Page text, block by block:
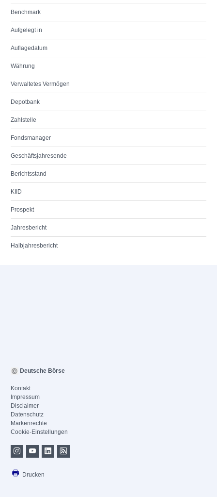
Benchmark
Aufgelegt in
Auflagedatum
Währung
Verwaltetes Vermögen
Depotbank
Zahlstelle
Fondsmanager
Geschäftsjahresende
Berichtsstand
KIID
Prospekt
Jahresbericht
Halbjahresbericht
Deutsche Börse
Kontakt
Impressum
Disclaimer
Datenschutz
Markenrechte
Cookie-Einstellungen
Drucken